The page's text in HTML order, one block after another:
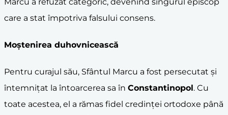
care a stat împotriva falsului consens.
Moștenirea duhovnicească
Pentru curajul său, Sfântul Marcu a fost persecutat și
întemnițat la întoarcerea sa în Constantinopol. Cu
toate acestea, el a rămas fidel credinței ortodoxe până